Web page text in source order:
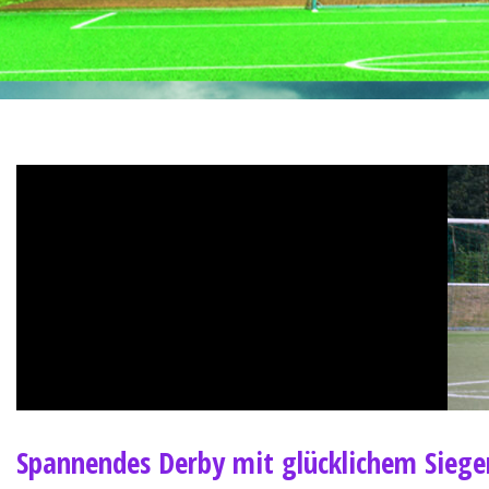
Spannendes Derby mit glücklichem